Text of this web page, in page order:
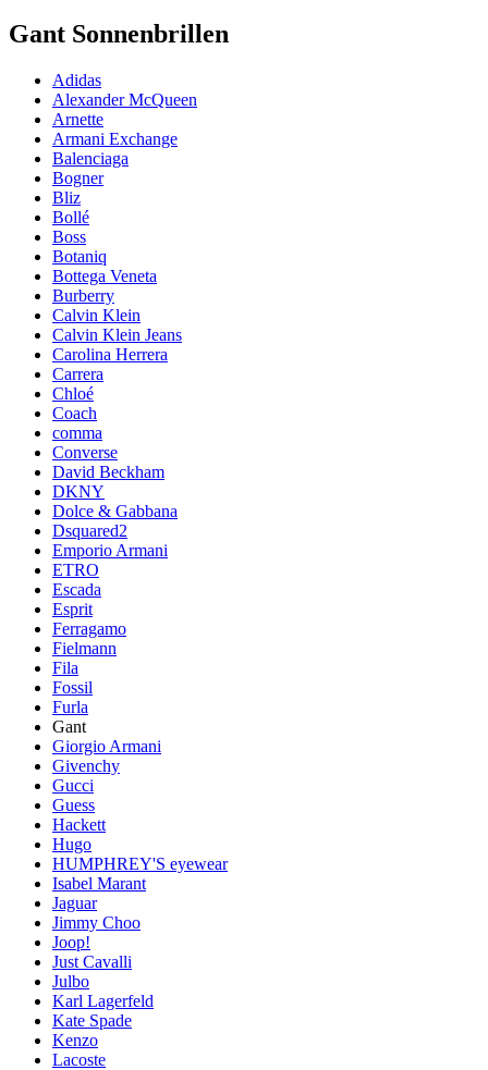
Gant Sonnenbrillen
Adidas
Alexander McQueen
Arnette
Armani Exchange
Balenciaga
Bogner
Bliz
Bollé
Boss
Botaniq
Bottega Veneta
Burberry
Calvin Klein
Calvin Klein Jeans
Carolina Herrera
Carrera
Chloé
Coach
comma
Converse
David Beckham
DKNY
Dolce & Gabbana
Dsquared2
Emporio Armani
ETRO
Escada
Esprit
Ferragamo
Fielmann
Fila
Fossil
Furla
Gant
Giorgio Armani
Givenchy
Gucci
Guess
Hackett
Hugo
HUMPHREY'S eyewear
Isabel Marant
Jaguar
Jimmy Choo
Joop!
Just Cavalli
Julbo
Karl Lagerfeld
Kate Spade
Kenzo
Lacoste